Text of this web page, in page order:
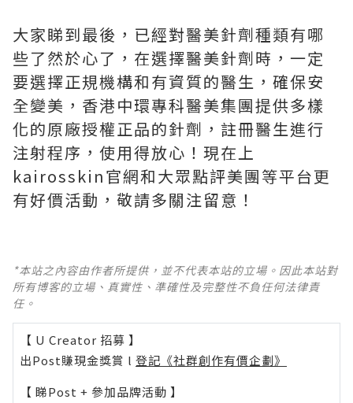
大家睇到最後，已經對醫美針劑種類有哪
些了然於心了，在選擇醫美針劑時，一定
要選擇正規機構和有資質的醫生，確保安
全變美，香港中環專科醫美集團提供多樣
化的原廠授權正品的針劑，註冊醫生進行
注射程序，使用得放心！現在上
kairosskin官網和大眾點評美團等平台更
有好價活動，敬請多關注留意！
*本站之內容由作者所提供，並不代表本站的立場。因此本站對
所有博客的立場、真實性、準確性及完整性不負任何法律責
任。
【 U Creator 招募 】
出Post賺現金獎賞 l 登記《社群創作有價企劃》
【 睇Post + 參加品牌活動 】